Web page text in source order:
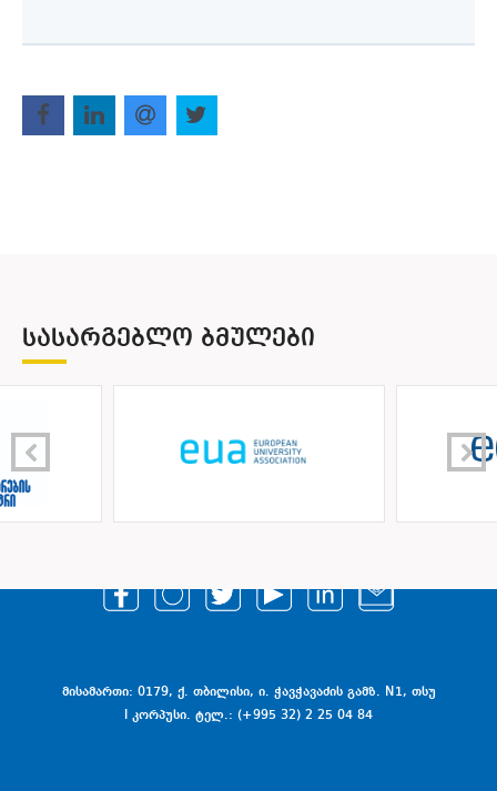
ᲡᲐᲡᲐᲠᲒᲔᲑᲚᲝ ᲑᲛᲣᲚᲔᲑᲘ
მისამართი: 0179, ქ. თბილისი, ი. ჭავჭავაძის გამზ. N1, თსუ
I კორპუსი. ტელ.: (+995 32) 2 25 04 84